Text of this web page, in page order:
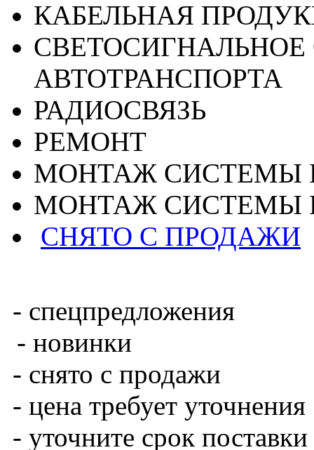
КАБЕЛЬНАЯ
АВТОТРАНСПОРТА
РАДИОСВЯЗЬ
РЕМОНТ
МОНТАЖ СИСТЕМЫ
МОНТАЖ СИСТЕМЫ
СНЯТО С ПРОДАЖИ
- спецпредложения
- новинки
- снято с продажи
- цена требует уточнения
- уточните срок поставки